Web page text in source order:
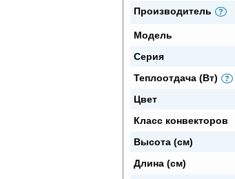
Производитель ?
Модель
Серия
Теплоотдача (Вт)
?
Цвет
Класс конвекторов
Высота (см)
Длина (см)